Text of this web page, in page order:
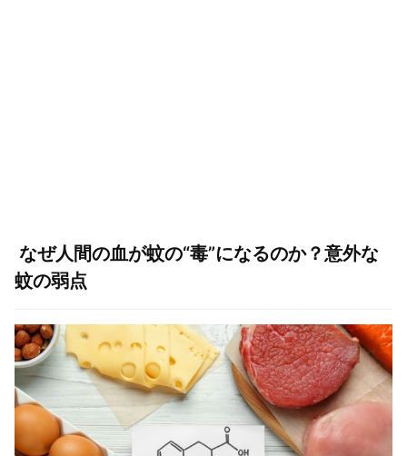
なぜ人間の血が蚊の“毒”になるのか？意外な
蚊の弱点